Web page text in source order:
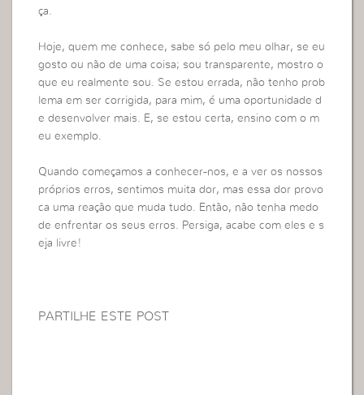
ça.
Hoje, quem me conhece, sabe só pelo meu olhar, se eu
gosto ou não de uma coisa; sou transparente, mostro o
que eu realmente sou. Se estou errada, não tenho prob
lema em ser corrigida, para mim, é uma oportunidade d
e desenvolver mais. E, se estou certa, ensino com o m
eu exemplo.
Quando começamos a conhecer-nos, e a ver os nossos
próprios erros, sentimos muita dor, mas essa dor provo
ca uma reação que muda tudo. Então, não tenha medo
de enfrentar os seus erros. Persiga, acabe com eles e s
eja livre!
PARTILHE ESTE POST